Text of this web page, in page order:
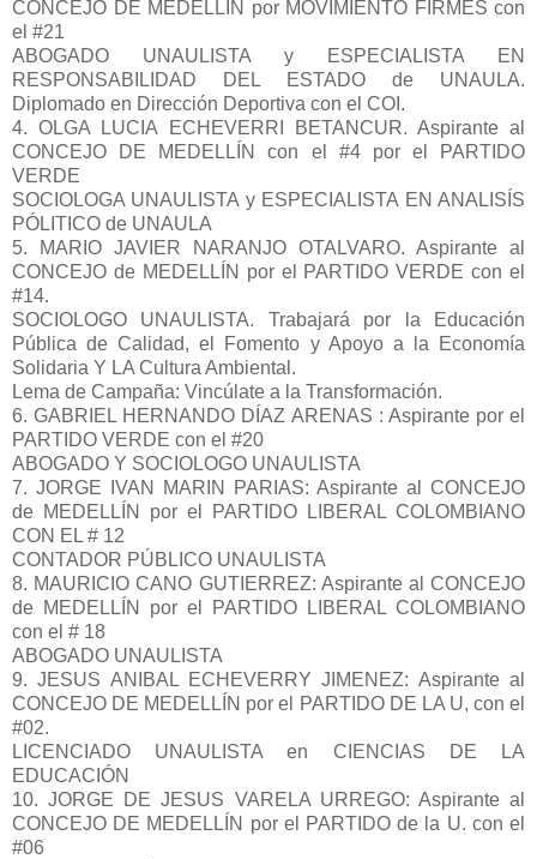
CONCEJO DE MEDELLÍN por MOVIMIENTO FIRMES con
el #21
ABOGADO UNAULISTA y ESPECIALISTA EN
RESPONSABILIDAD DEL ESTADO de UNAULA.
Diplomado en Dirección Deportiva con el COI.
4. OLGA LUCIA ECHEVERRI BETANCUR. Aspirante al
CONCEJO DE MEDELLÍN con el #4 por el PARTIDO
VERDE
SOCIOLOGA UNAULISTA y ESPECIALISTA EN ANALISÍS
PÓLITICO de UNAULA
5. MARIO JAVIER NARANJO OTALVARO. Aspirante al
CONCEJO de MEDELLÍN por el PARTIDO VERDE con el
#14.
SOCIOLOGO UNAULISTA. Trabajará por la Educación
Pública de Calidad, el Fomento y Apoyo a la Economía
Solidaria Y LA Cultura Ambiental.
Lema de Campaña: Vincúlate a la Transformación.
6. GABRIEL HERNANDO DÍAZ ARENAS : Aspirante por el
PARTIDO VERDE con el #20
ABOGADO Y SOCIOLOGO UNAULISTA
7. JORGE IVAN MARIN PARIAS: Aspirante al CONCEJO
de MEDELLÍN por el PARTIDO LIBERAL COLOMBIANO
CON EL # 12
CONTADOR PÚBLICO UNAULISTA
8. MAURICIO CANO GUTIERREZ: Aspirante al CONCEJO
de MEDELLÍN por el PARTIDO LIBERAL COLOMBIANO
con el # 18
ABOGADO UNAULISTA
9. JESUS ANIBAL ECHEVERRY JIMENEZ: Aspirante al
CONCEJO DE MEDELLÍN por el PARTIDO DE LA U, con el
#02.
LICENCIADO UNAULISTA en CIENCIAS DE LA
EDUCACIÓN
10. JORGE DE JESUS VARELA URREGO: Aspirante al
CONCEJO DE MEDELLÍN por el PARTIDO de la U. con el
#06